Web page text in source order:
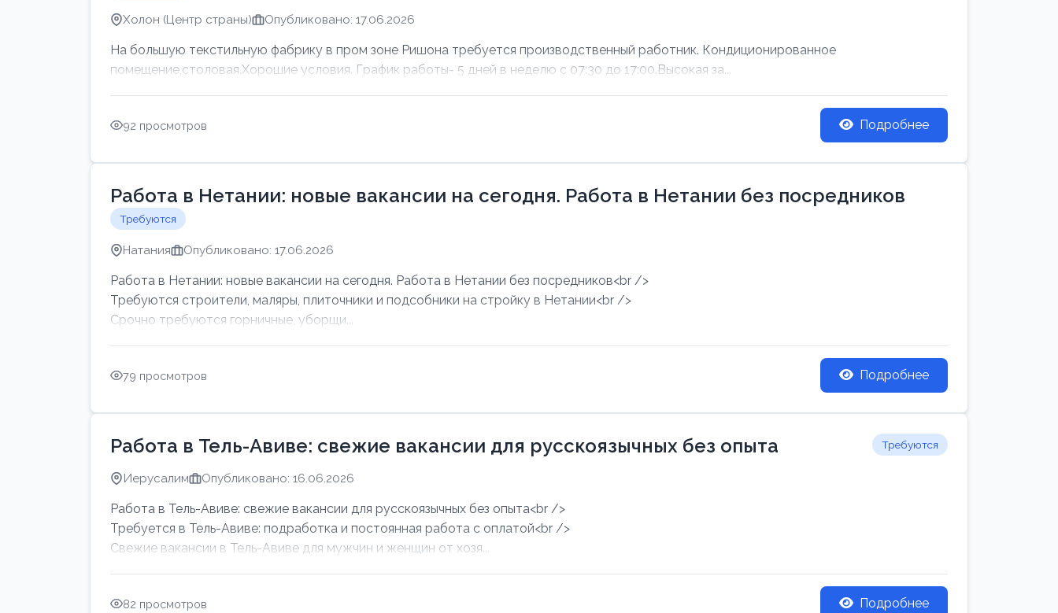
Холон (Центр страны) Опубликовано: 17.06.2026
На большую текстильную фабрику в пром зоне Ришона требуется производственный работник. Кондиционированное
помещение,столовая.Хорошие условия. График работы- 5 дней в неделю с 07:30 до 17:00.Высокая за...
92 просмотров Подробнее
Работа в Нетании: новые вакансии на сегодня. Работа в Нетании без посредников
Требуются
Натания Опубликовано: 17.06.2026
Работа в Нетании: новые вакансии на сегодня. Работа в Нетании без посредников<br />
Требуются строители, маляры, плиточники и подсобники на стройку в Нетании<br />
Срочно требуются горничные, уборщи...
79 просмотров Подробнее
Работа в Тель-Авиве: свежие вакансии для русскоязычных без опыта Требуются
Иерусалим Опубликовано: 16.06.2026
Работа в Тель-Авиве: свежие вакансии для русскоязычных без опыта<br />
Требуется в Тель-Авиве: подработка и постоянная работа с оплатой<br />
Свежие вакансии в Тель-Авиве для мужчин и женщин от хозя...
82 просмотров Подробнее